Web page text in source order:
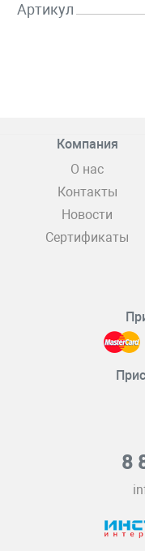
Артикул
Компания
О нас
Контакты
Новости
Сертификаты
8